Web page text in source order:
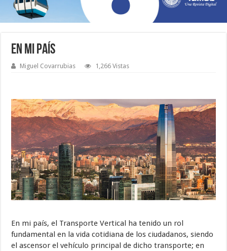
En mi país
Miguel Covarrubias 1,266 Vistas
En mi país, el Transporte Vertical ha tenido un rol
fundamental en la vida cotidiana de los ciudadanos, siendo
el ascensor el vehículo principal de dicho transporte; en